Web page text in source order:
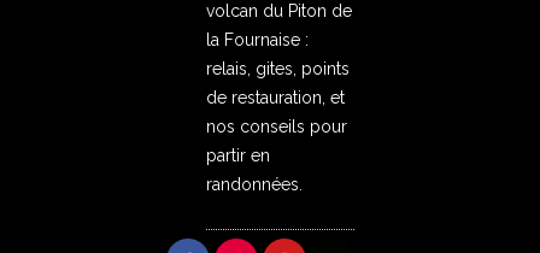
volcan du Piton de
la Fournaise :
relais, gites, points
de restauration, et
nos conseils pour
partir en
randonnées.